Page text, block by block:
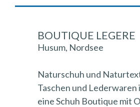
BOUTIQUE LEGERE
Husum, Nordsee
Naturschuh und
Taschen und Lederwaren
eine Schuh Boutique mit